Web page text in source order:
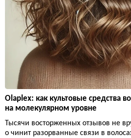
Olaplex: как культовые средства
на молекулярном уровне
Тысячи восторженных отзывов не
о чинит разорванные связи в